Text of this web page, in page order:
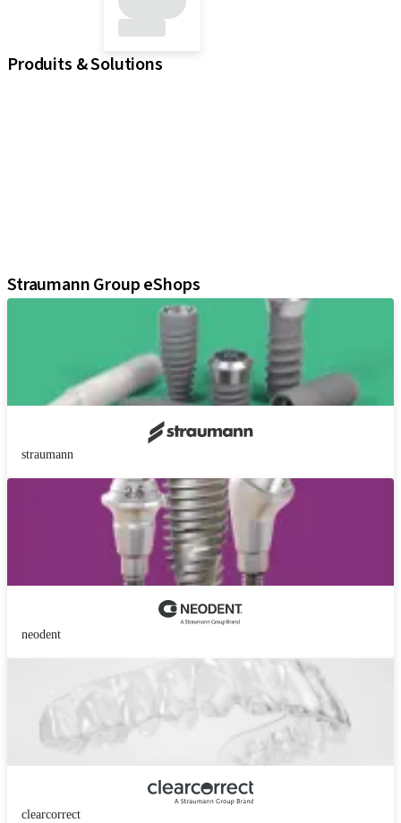
Produits & Solutions
Straumann Group eShops
straumann
neodent
clearcorrect